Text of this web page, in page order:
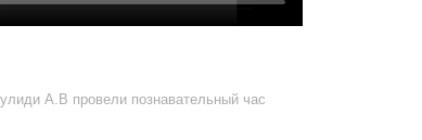
А.В провели познавательный час